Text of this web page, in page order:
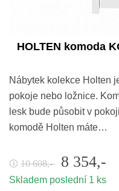
HOLTEN komoda
Nábytek kolekce Holten
pokoje nebo ložnice.
lesk bude působit v
komodě Holten máte…
🛈 10 608,- 8 354,-
Skladem poslední 1 ks